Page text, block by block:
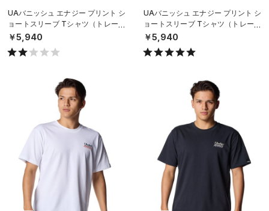
UAバニッシュ エナジー プリント シ
ョートスリーブ Tシャツ（トレーニ
ング/MEN）
￥5,940
UAバニッシュ エナジー プリント シ
ョートスリーブ Tシャツ（トレーニ
ング/MEN）
￥5,940